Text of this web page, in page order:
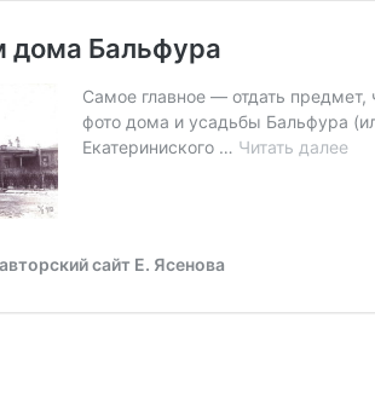
дома Бальфура
Самое главное — отдать
фото дома и усадьбы Бальфура
Екатериниского … Читать далееПо
сайт Е. Ясенова